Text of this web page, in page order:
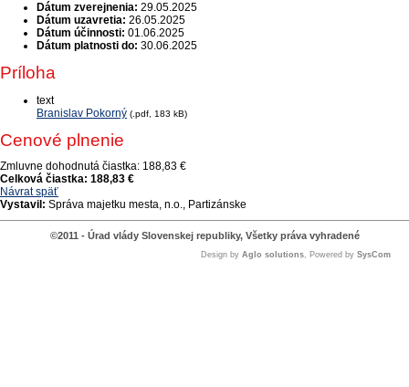
Dátum zverejnenia: 29.05.2025
Dátum uzavretia: 26.05.2025
Dátum účinnosti: 01.06.2025
Dátum platnosti do: 30.06.2025
Príloha
text
Branislav Pokorný (.pdf, 183 kB)
Cenové plnenie
Zmluvne dohodnutá čiastka: 188,83 €
Celková čiastka: 188,83 €
Návrat späť
Vystavil: Správa majetku mesta, n.o., Partizánske
©2011 - Úrad vlády Slovenskej republiky, Všetky práva vyhradené
Design by Aglo solutions, Powered by SysCom